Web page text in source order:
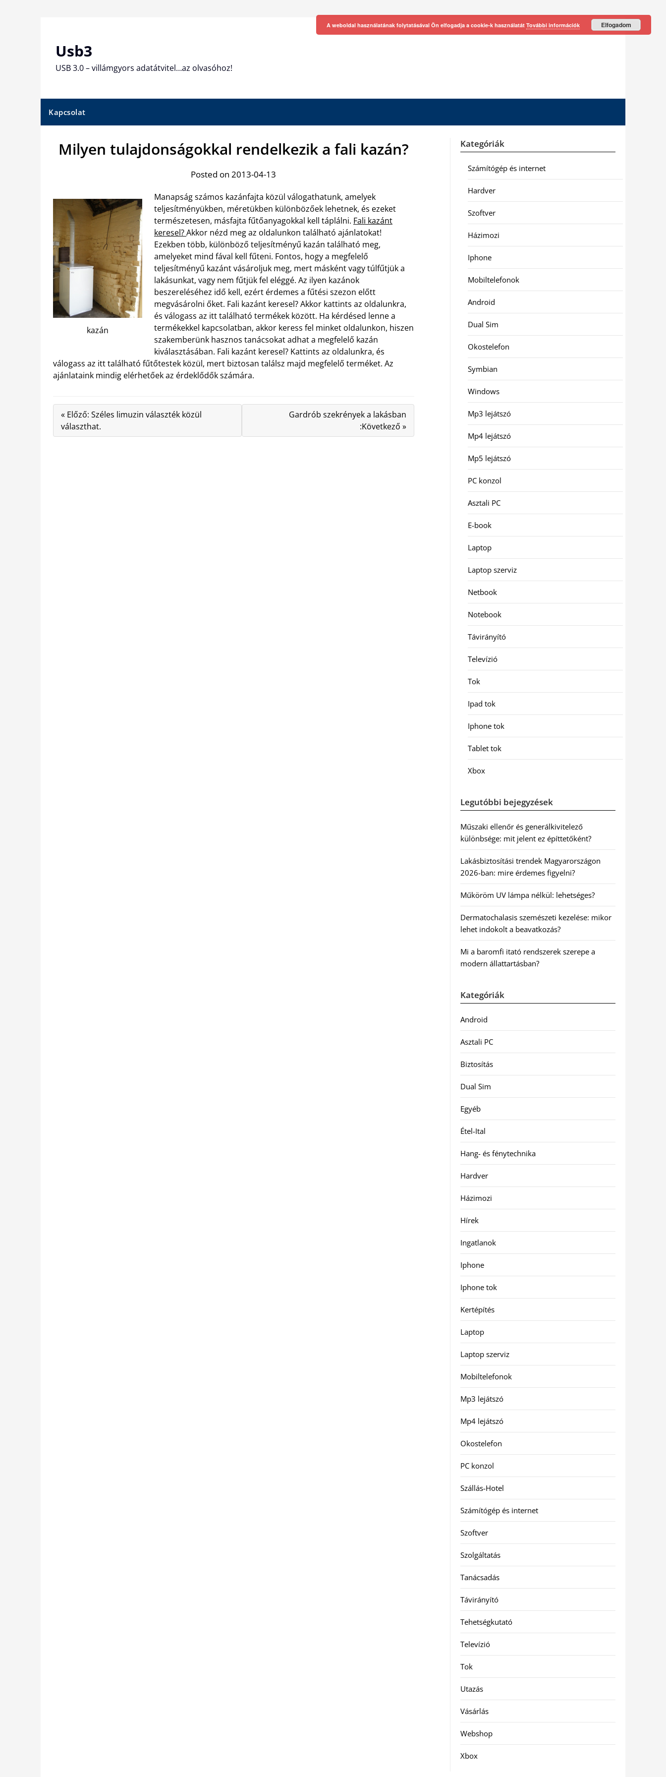
Usb3
USB 3.0 – villámgyors adatátvitel…az olvasóhoz!
Kapcsolat
Milyen tulajdonságokkal rendelkezik a fali kazán?
Posted on 2013-04-13
kazán
Manapság számos kazánfajta közül válogathatunk, amelyek
teljesítményükben, méretükben különbözőek lehetnek, és ezeket
természetesen, másfajta fűtőanyagokkal kell táplálni. Fali kazánt
keresel?Akkor nézd meg az oldalunkon található ajánlatokat!
Ezekben több, különböző teljesítményű kazán található meg,
amelyeket mind fával kell fűteni. Fontos, hogy a megfelelő
teljesítményű kazánt vásároljuk meg, mert másként vagy túlfűtjük a
lakásunkat, vagy nem fűtjük fel eléggé. Az ilyen kazánok
beszereléséhez idő kell, ezért érdemes a fűtési szezon előtt
megvásárolni őket. Fali kazánt keresel? Akkor kattints az oldalunkra,
és válogass az itt található termékek között. Ha kérdésed lenne a
termékekkel kapcsolatban, akkor keress fel minket oldalunkon, hiszen
szakemberünk hasznos tanácsokat adhat a megfelelő kazán
kiválasztásában. Fali kazánt keresel? Kattints az oldalunkra, és
válogass az itt található fűtőtestek közül, mert biztosan találsz majd megfelelő terméket. Az
ajánlataink mindig elérhetőek az érdeklődők számára.
« Előző: Széles limuzin választék közül
választhat.
Gardrób szekrények a lakásban
:Következő »
Kategóriák
Számítógép és internet
Hardver
Szoftver
Házimozi
Iphone
Mobiltelefonok
Android
Dual Sim
Okostelefon
Symbian
Windows
Mp3 lejátszó
Mp4 lejátszó
Mp5 lejátszó
PC konzol
Asztali PC
E-book
Laptop
Laptop szerviz
Netbook
Notebook
Távirányító
Televízió
Tok
Ipad tok
Iphone tok
Tablet tok
Xbox
Legutóbbi bejegyzések
Műszaki ellenőr és generálkivitelező
különbsége: mit jelent ez építtetőként?
Lakásbiztosítási trendek Magyarországon
2026-ban: mire érdemes figyelni?
Műköröm UV lámpa nélkül: lehetséges?
Dermatochalasis szemészeti kezelése: mikor
lehet indokolt a beavatkozás?
Mi a baromfi itató rendszerek szerepe a
modern állattartásban?
Kategóriák
Android
Asztali PC
Biztosítás
Dual Sim
Egyéb
Étel-Ital
Hang- és fénytechnika
Hardver
Házimozi
Hírek
Ingatlanok
Iphone
Iphone tok
Kertépítés
Laptop
Laptop szerviz
Mobiltelefonok
Mp3 lejátszó
Mp4 lejátszó
Okostelefon
PC konzol
Szállás-Hotel
Számítógép és internet
Szoftver
Szolgáltatás
Tanácsadás
Távirányító
Tehetségkutató
Televízió
Tok
Utazás
Vásárlás
Webshop
Xbox
A weboldal használatának folytatásával Ön elfogadja a cookie-k használatát További információk Elfogadom